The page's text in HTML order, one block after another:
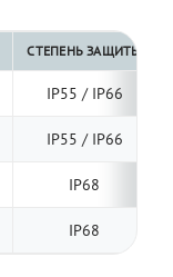
СТЕПЕНЬ ЗАЩИТЫ
IP55 / IP66
IP55 / IP66
IP68
IP68